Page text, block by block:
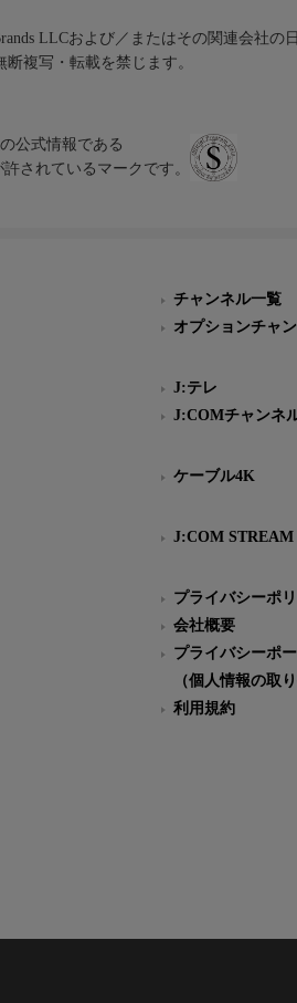
LLCおよび／またはその関連会社の
複写・転載を禁じます。
公式情報である
されているマークです。
チャンネル一覧
オプションチャ
J:テレ
J:COMチャンネ
ケーブル4K
J:COM STREAM
プライバシーポ
会社概要
プライバシーポ
（個人情報の取
利用規約